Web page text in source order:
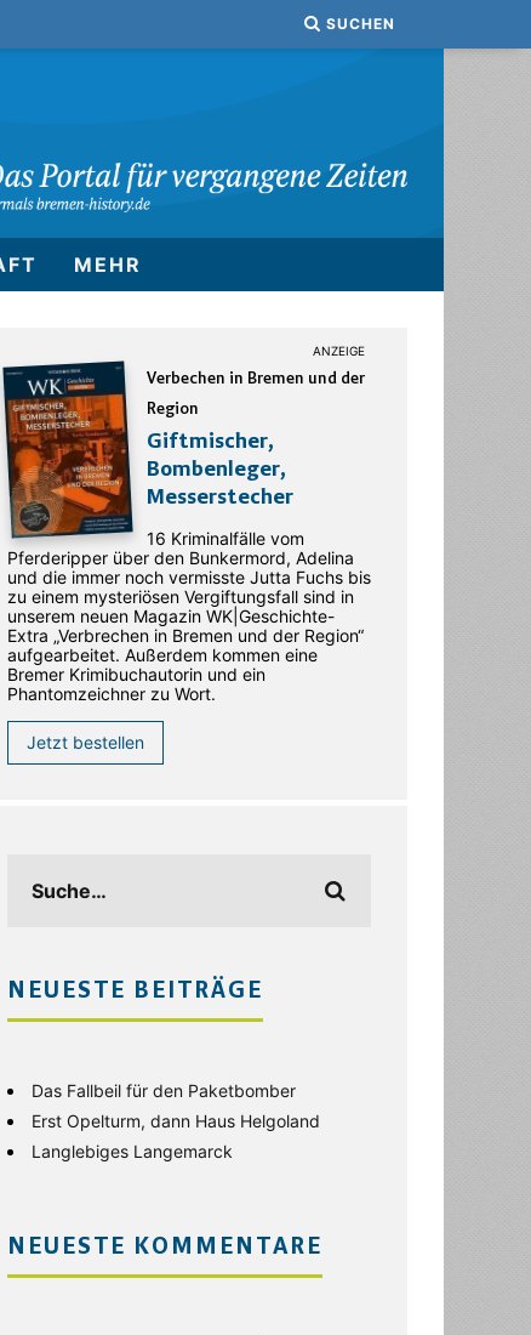
SUCHEN
MEHR
Verbechen in Bremen und der
Region
Giftmischer,
Bombenleger,
Messerstecher
16 Kriminalfälle vom
Pferderipper über den Bunkermord, Adelina
und die immer noch vermisste Jutta Fuchs bis
zu einem mysteriösen Vergiftungsfall sind in
unserem neuen Magazin WK|Geschichte-
Extra „Verbrechen in Bremen und der Region“
aufgearbeitet. Außerdem kommen eine
Bremer Krimibuchautorin und ein
Phantomzeichner zu Wort.
Jetzt bestellen
NEUESTE BEITRÄGE
Das Fallbeil für den Paketbomber
Erst Opelturm, dann Haus Helgoland
Langlebiges Langemarck
NEUESTE KOMMENTARE